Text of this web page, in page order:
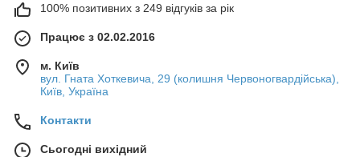
100% позитивних з 249 відгуків за рік
Працює з 02.02.2016
м. Київ
вул. Гната Хоткевича, 29 (колишня Червоногвардійська),
Київ, Україна
Контакти
Сьогодні вихідний